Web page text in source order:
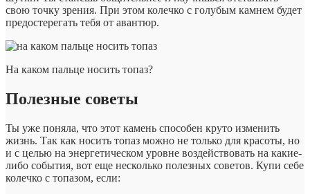
свою точку зрения. При этом колечко с голубым камнем будет
предостерегать тебя от авантюр.
На каком пальце носить топаз?
Полезные советы
Ты уже поняла, что этот камень способен круто изменить
жизнь. Так как носить топаз можно не только для красоты, но
и с целью на энергетическом уровне воздействовать на какие-
либо события, вот еще несколько полезных советов. Купи себе
колечко с топазом, если: